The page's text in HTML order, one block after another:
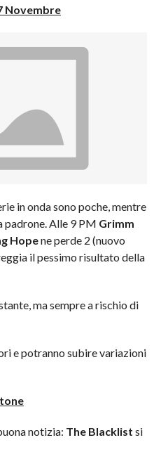
Novembre
in onda sono poche, mentre
padrone. Alle 9 PM Grimm
Hopene perde 2 (nuovo
il pessimo risultato della
ma sempre a rischio di
e potranno subire variazioni
notizia: The Blacklist si